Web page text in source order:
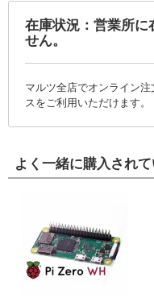
在庫状況：営業所に
せん。
マルツ全店でオンライン
スをご利用いただけます。
よく一緒に購入され